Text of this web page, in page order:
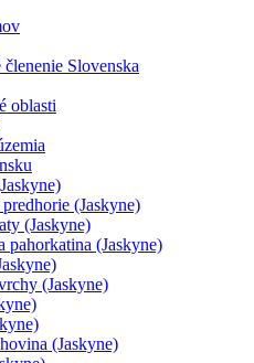
Slovenska
oblasti
(Jaskyne)
(Jaskyne)
pahorkatina (Jaskyne)
(Jaskyne)
(Jaskyne)